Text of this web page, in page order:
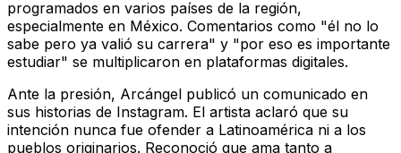
programados en varios países de la región,
especialmente en México. Comentarios como "él no lo
sabe pero ya valió su carrera" y "por eso es importante
estudiar" se multiplicaron en plataformas digitales.
Ante la presión, Arcángel publicó un comunicado en
sus historias de Instagram. El artista aclaró que su
intención nunca fue ofender a Latinoamérica ni a los
pueblos originarios. Reconoció que ama tanto a